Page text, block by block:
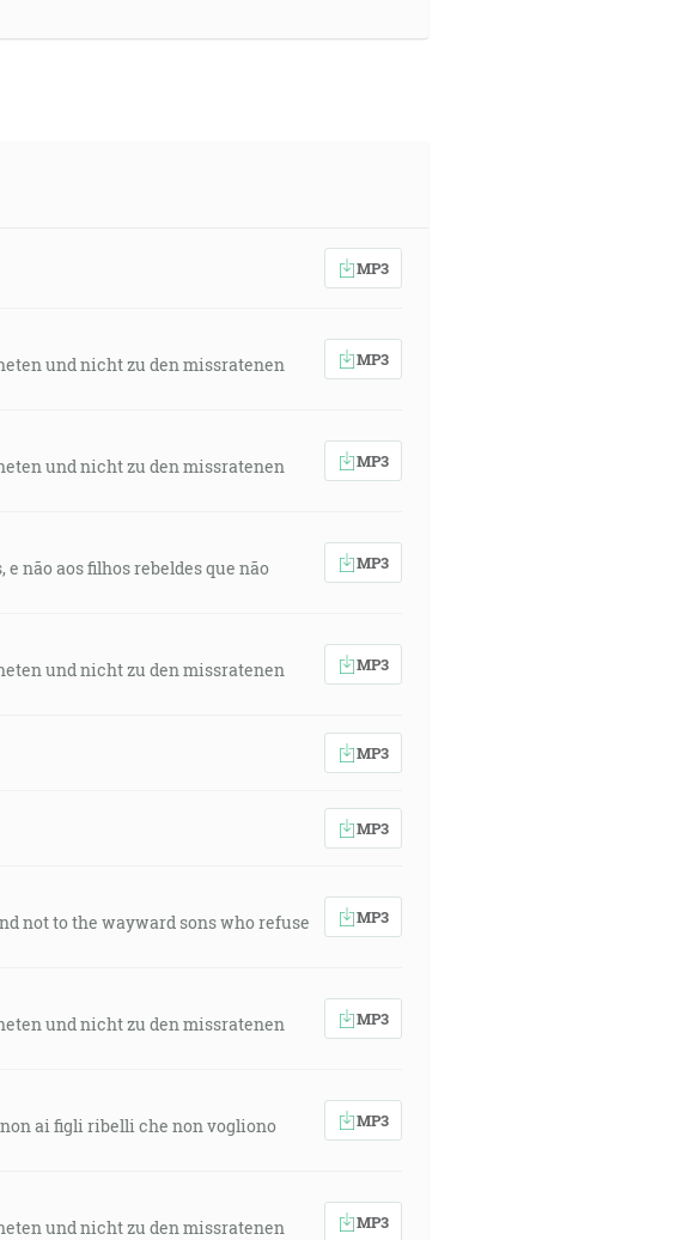
MP3
und nicht zu den missratenen
MP3
und nicht zu den missratenen
MP3
e não aos filhos rebeldes que não
MP3
und nicht zu den missratenen
MP3
MP3
MP3
not to the wayward sons who refuse
MP3
und nicht zu den missratenen
MP3
non ai figli ribelli che non vogliono
MP3
und nicht zu den missratenen
MP3